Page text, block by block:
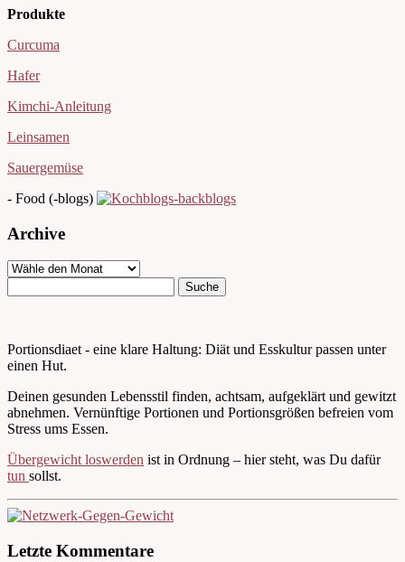
Produkte
Curcuma
Hafer
Kimchi-Anleitung
Leinsamen
Sauergemüse
- Food (-blogs)
Archive
Portionsdiaet - eine klare Haltung: Diät und Esskultur passen unter
einen Hut.
Deinen gesunden Lebensstil finden, achtsam, aufgeklärt und gewitzt
abnehmen. Vernünftige Portionen und Portionsgrößen befreien vom
Stress ums Essen.
Übergewicht loswerden ist in Ordnung – hier steht, was Du dafür
tun sollst.
Letzte Kommentare